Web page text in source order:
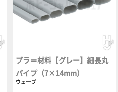
プラ＝材料【グレー】細長丸
パイプ（7×14mm）
ウェーブ